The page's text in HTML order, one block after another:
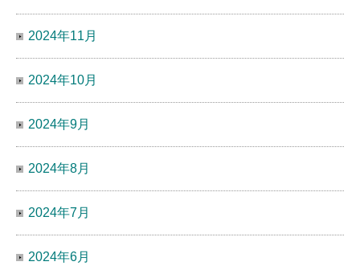
2024年11月
2024年10月
2024年9月
2024年8月
2024年7月
2024年6月